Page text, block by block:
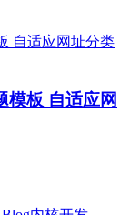
模板 自适应网